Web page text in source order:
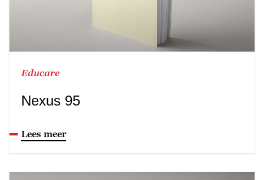
Educare
Nexus 95
Lees meer